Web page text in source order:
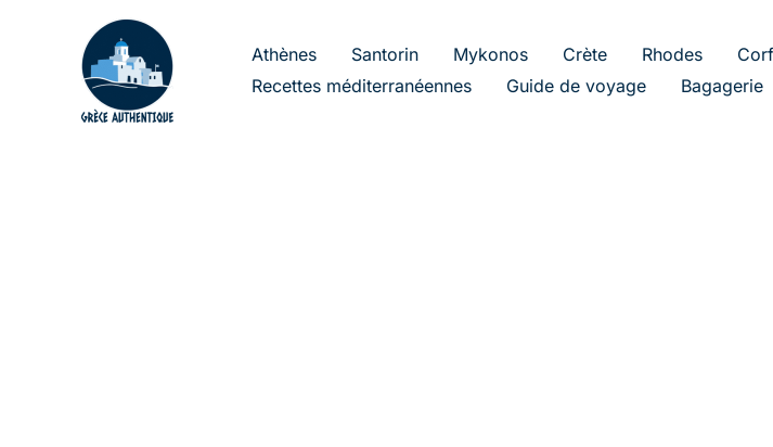
Athènes Santorin Mykonos Crète Rhodes
Recettes méditerranéennes
Guide de voyage Bagagerie